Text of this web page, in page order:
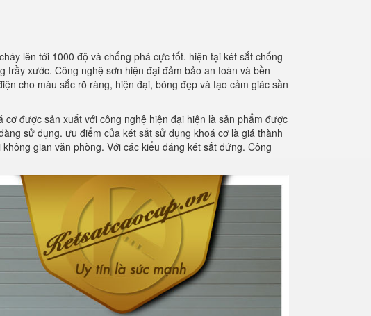
lên tới 1000 độ và chống phá cực tốt. hiện tại két sắt chống
trầy xước. Công nghệ sơn hiện đại đảm bảo an toàn và bền
cho màu sắc rõ ràng, hiện đại, bóng đẹp và tạo cảm giác sần
được sản xuất với công nghệ hiện đại hiện là sản phẩm được
sử dụng. ưu điểm của két sắt sử dụng khoá cơ là giá thành
gian văn phòng. Với các kiểu dáng két sắt đứng. Công